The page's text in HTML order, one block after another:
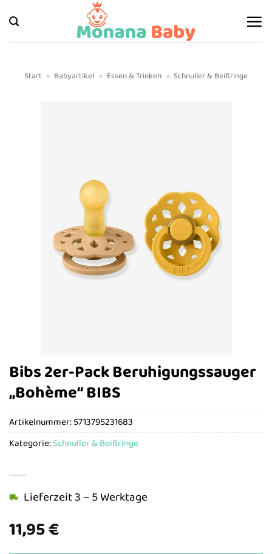
Inhalt
springen
Start » Babyartikel » Essen & Trinken » Schnuller & Beißringe
Bibs 2er-Pack Beruhigungssauger
„Bohème“ BIBS
11,95€
Lieferzeit 3 – 5 Werktage
Artikelnummer:5713795231683
Kategorie:Schnuller & Beißringe